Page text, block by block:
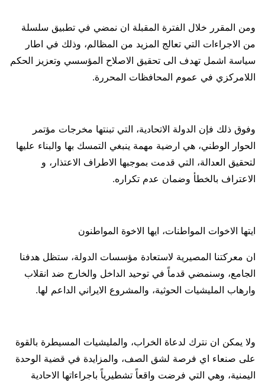
ومن المقرر خلال الفترة المقبلة ان نمضي في تطبيق سلسلة
من الاجراءات التي تعالج المزيد من المظالم، وذلك في اطار
سياسة اشمل تهدف الى تحقيق الاصلاح المؤسسي وتعزيز الحكم
اللامركزي في عموم المحافظات المحررة.
وفوق ذلك فإن الدولة الاتحادية، التي تبنتها مخرجات مؤتمر
الحوار الوطني، هي ارضية مهمة ينبغي التمسك بها والبناء عليها
لتحقيق العدالة، التي قدمت بموجبها الاطراف الاعتذار، و
الاعتراف بالخطأ وضمان عدم تكراره.
ايتها الاخوات المواطنات، ايها الاخوة المواطنون
ان معركتنا المصيرية لاستعادة مؤسسات الدولة، ستظل هدفنا
الجامع، وسنمضي قدماً في توحيد الداخل والخارج ضد انقلاب
وارهاب المليشيات الحوثية، والمشروع الايراني الداعم لها.
ولا يمكن ان نترك لدعاة الخراب، والمليشيات المسيطرة بالقوة
على صنعاء اي فرصة لشق الصف، والمزايدة في قضية الوحدة
اليمنية، وهي التي فرضت واقعاً تشطيرياً باجراءاتها الاحادية